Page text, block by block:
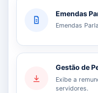
Emendas
Emendas
Gestão de
Exibe a
servidores.